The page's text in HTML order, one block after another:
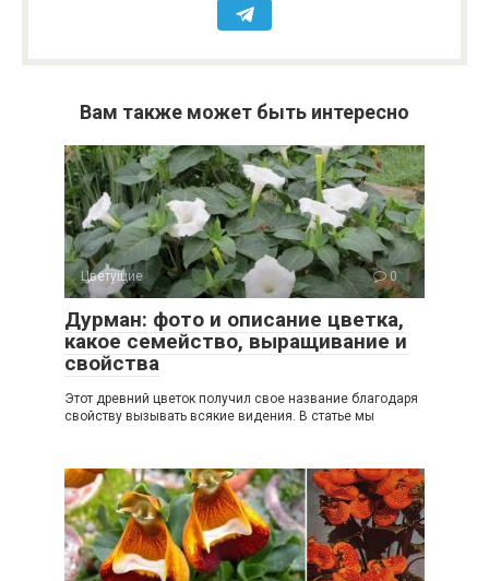
Вам также может быть интересно
Цветущие 0
Дурман: фото и описание цветка,
какое семейство, выращивание и
свойства
Этот древний цветок получил свое название благодаря
свойству вызывать всякие видения. В статье мы